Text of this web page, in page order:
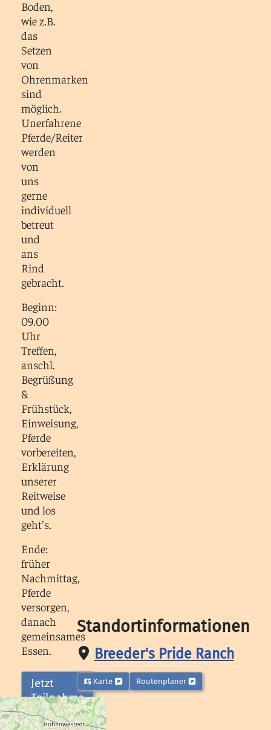
Boden,
wie z.B.
das
Setzen
von
Ohrenmarken
sind
möglich.
Unerfahrene
Pferde/Reiter
werden
von
uns
gerne
individuell
betreut
und
ans
Rind
gebracht.
Beginn:
09.00
Uhr
Treffen,
anschl.
Begrüßung
&
Frühstück,
Einweisung,
Pferde
vorbereiten,
Erklärung
unserer
Reitweise
und los
geht's.
Ende:
früher
Nachmittag,
Pferde
versorgen,
danach
gemeinsames
Essen.
Jetzt
Teilnahme
buchen!
Standortinformationen
Breeder's Pride Ranch
Karte Routenplaner